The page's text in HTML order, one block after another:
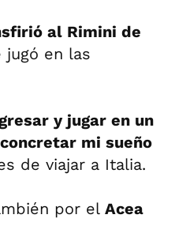
al Rimini de
en las
y jugar en un
mi sueño
de viajar a Italia.
por el Acea